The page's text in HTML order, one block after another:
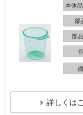
本体
部
部
詳しくは